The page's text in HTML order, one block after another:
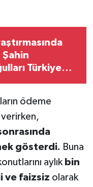
Şahin
Türkiye
ödeme
verirken,
gösterdi. Buna
aylık bin
ve faizsiz olarak